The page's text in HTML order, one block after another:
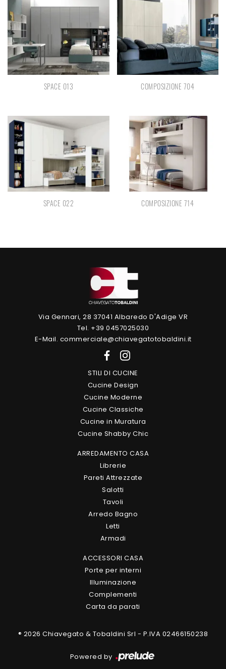
SPACE 013 COMPOSIZIONE 704
SPACE 022 COMPOSIZIONE 714
Via Gennari, 28 37041 Albaredo D'Adige VR
Tel. +39 0457025030
E-Mail. commerciale@chiavegatotobaldini.it
STILI DI CUCINE
Cucine Design
Cucine Moderne
Cucine Classiche
Cucine in Muratura
Cucine Shabby Chic
ARREDAMENTO CASA
Librerie
Pareti Attrezzate
Salotti
Tavoli
Arredo Bagno
Letti
Armadi
ACCESSORI CASA
Porte per interni
Illuminazione
Complementi
Carta da parati
® 2026 Chiavegato & Tobaldini Srl - P.IVA 02466150238
Powered by